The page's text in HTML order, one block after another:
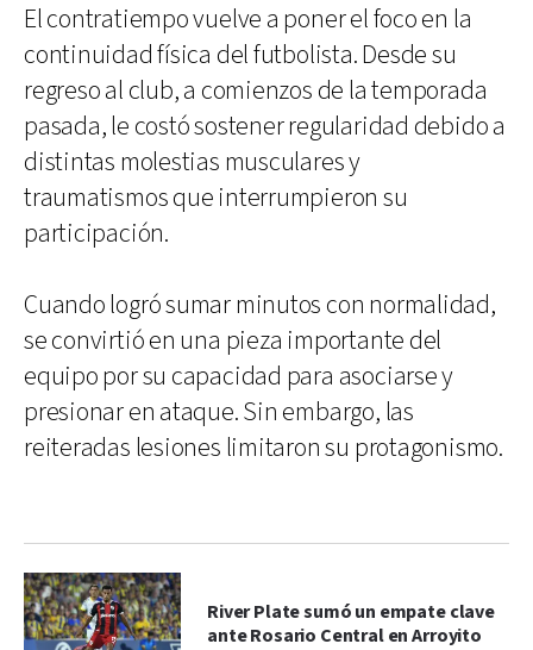
El contratiempo vuelve a poner el foco en la
continuidad física del futbolista. Desde su
regreso al club, a comienzos de la temporada
pasada, le costó sostener regularidad debido a
distintas molestias musculares y
traumatismos que interrumpieron su
participación.
Cuando logró sumar minutos con normalidad,
se convirtió en una pieza importante del
equipo por su capacidad para asociarse y
presionar en ataque. Sin embargo, las
reiteradas lesiones limitaron su protagonismo.
River Plate sumó un empate clave
ante Rosario Central en Arroyito